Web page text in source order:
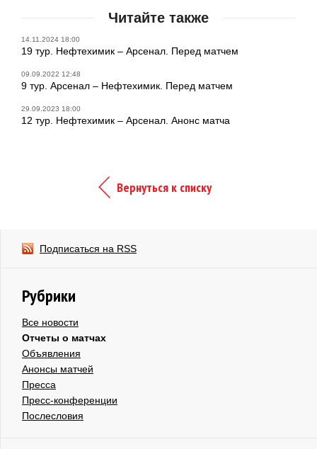
Читайте также
14.11.2024 18:00
19 тур. Нефтехимик – Арсенал. Перед матчем
09.09.2022 12:48
9 тур. Арсенал – Нефтехимик. Перед матчем
29.09.2023 18:00
12 тур. Нефтехимик – Арсенал. Анонс матча
Вернуться к списку
Подписаться на RSS
Рубрики
Все новости
Отчеты о матчах
Объявления
Анонсы матчей
Пресса
Пресс-конференции
Послесловия